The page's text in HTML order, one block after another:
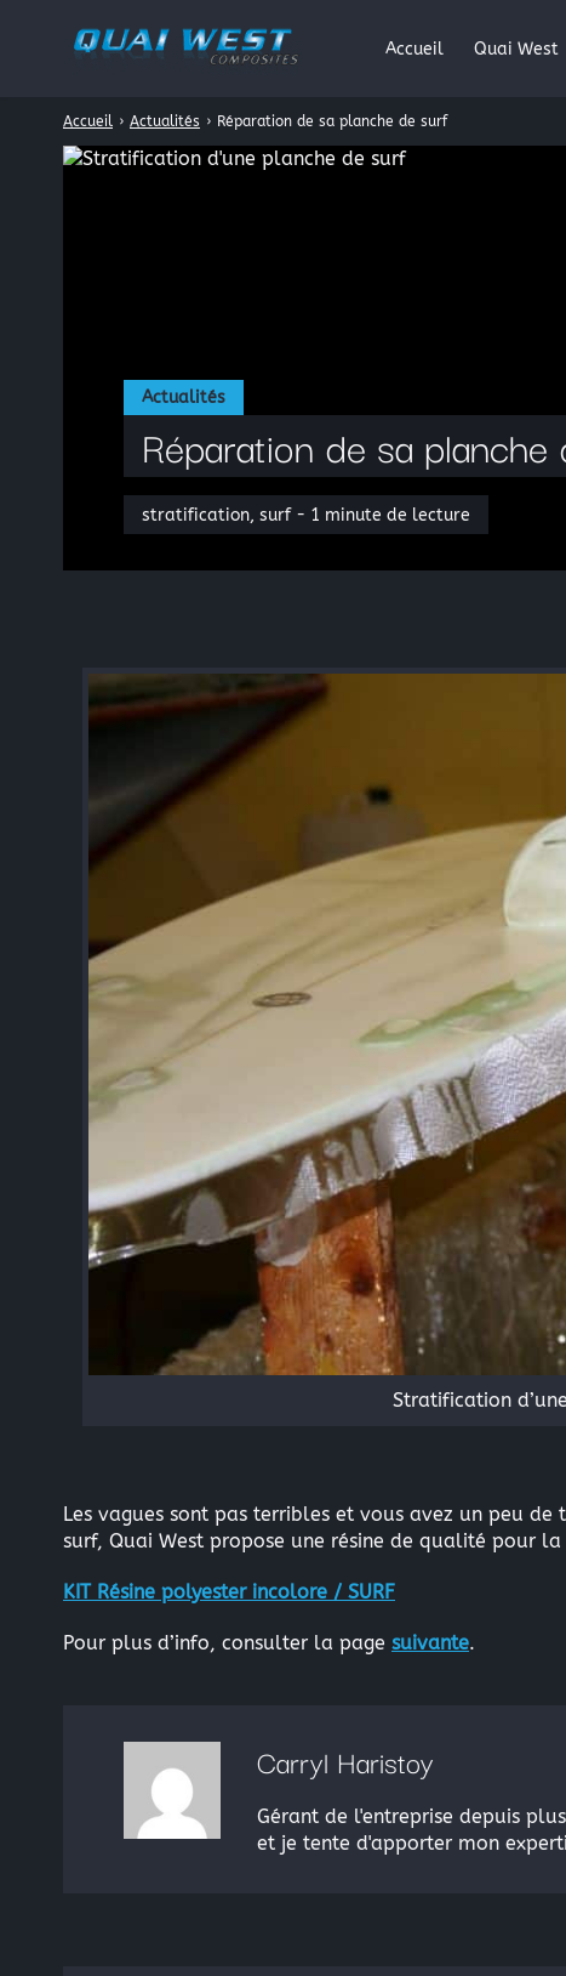
Actualités
Réparation de sa
stratification, surf - 1 minute de lecture
Accueil › Actualités › Réparation de sa planche de surf
Stratification
Les vagues sont pas terribles et vous avez un peu
surf, Quai West propose une résine de qualité pour
KIT Résine polyester incolore / SURF
Pour plus d’info, consulter la page suivante.
Carryl Haristoy
Gérant de l'entreprise depuis
et je tente d'apporter mon
Accueil Quai West
Rechercher